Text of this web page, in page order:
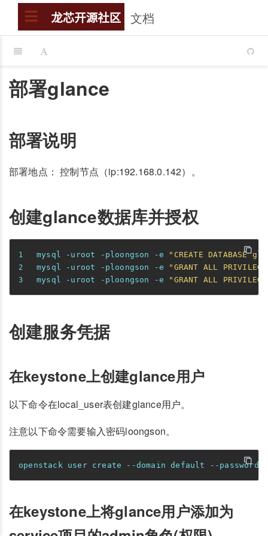
文档
部署glance
部署说明
部署地点： 控制节点（ip:192.168.0.142）。
创建glance数据库并授权
mysql -uroot -ploongson -e
"CREATE DATABASE
mysql -uroot -ploongson -e
"GRANT ALL
mysql -uroot -ploongson -e
"GRANT ALL
创建服务凭据
在keystone上创建glance用户
以下命令在local_user表创建glance用户。
注意以下命令需要输入密码loongson。
在keystone上将glance用户添加为